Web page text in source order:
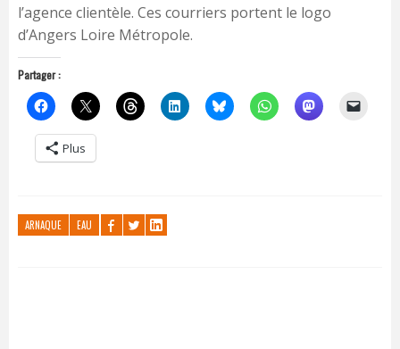
l’agence clientèle. Ces courriers portent le logo
d’Angers Loire Métropole.
Partager :
Plus
ARNAQUE EAU